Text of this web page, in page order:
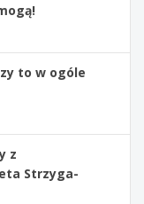
to w ogóle
z
Strzyga-